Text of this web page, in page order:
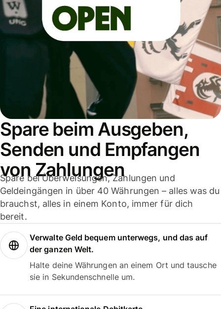
Spare beim Ausgeben,
Senden und Empfangen
von Zahlungen
Spare bei Überweisungen, Zahlungen und
Geldeingängen in über 40 Währungen – alles was du
brauchst, alles in einem Konto, immer für dich
bereit.
Verwalte Geld bequem unterwegs, und das auf
der ganzen Welt.
Halte deine Währungen an einem Ort und tausche
sie in Sekundenschnelle um.